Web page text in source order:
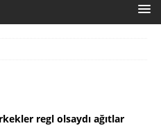
regl olsaydı ağıtlar